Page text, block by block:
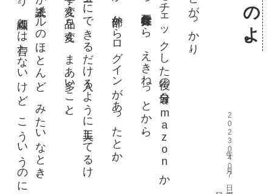
2023年04月07日 金曜日
こ
う
い
う
の
が未読
メー
ル
の
ほ
と
ん
ど
、
み
た
い
な
と
き
。
っ
か
り来
ち
ゃ
う
。繊細
と
は言
わ
な
い
け
ど
、
こ
う
い
う
の
に割
じ
や
す
い
ん
で
す